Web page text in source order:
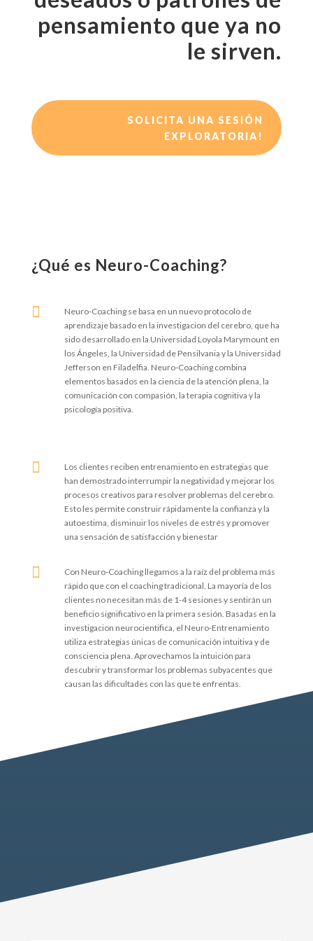
pensamiento que ya no
le sirven.
SOLICITA UNA SESIÓN
EXPLORATORIA!
¿Qué es Neuro-Coaching?

Neuro-Coaching se basa en un nuevo protocolo de
aprendizaje basado en la investigacion del cerebro, que ha
sido desarrollado en la Universidad Loyola Marymount en
los Ángeles, la Universidad de Pensilvania y la Universidad
Jefferson en Filadelfia. Neuro-Coaching combina
elementos basados en la ciencia de la atención plena, la
comunicación con compasión, la terapia cognitiva y la
psicología positiva.

Los clientes reciben entrenamiento en estrategias que
han demostrado interrumpir la negatividad y mejorar los
procesos creativos para resolver problemas del cerebro.
Esto les permite construir rápidamente la confianza y la
autoestima, disminuir los niveles de estrés y promover
una sensación de satisfacción y bienestar

Con Neuro-Coaching llegamos a la raíz del problema más
rápido que con el coaching tradicional. La mayoría de los
clientes no necesitan más de 1-4 sesiones y sentirán un
beneficio significativo en la primera sesión. Basadas en la
investigacion neurocientifica, el Neuro-Entrenamiento
utiliza estrategias únicas de comunicación intuitiva y de
consciencia plena. Aprovechamos la intuición para
descubrir y transformar los problemas subyacentes que
causan las dificultades con las que te enfrentas.